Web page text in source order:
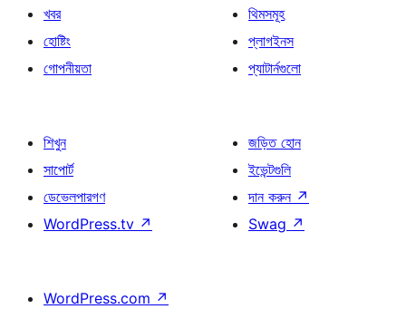
খবর
হোষ্টিং
গোপনীয়তা
থিমসমূহ
প্লাগইনস
প্যাটার্নগুলো
শিখুন
সাপোর্ট
ডেভেলপারগণ
WordPress.tv ↗
জড়িত হোন
ইভেন্টগুলি
দান করুন ↗
Swag ↗
WordPress.com ↗